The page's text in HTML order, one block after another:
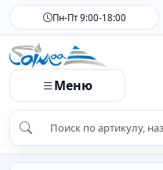
Пн-Пт 9:00-18:00
Меню